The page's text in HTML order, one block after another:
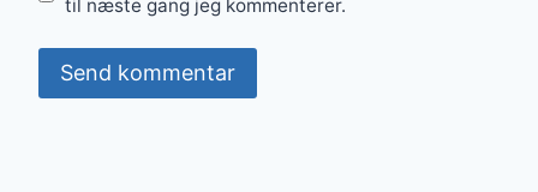
til næste gang jeg kommenterer.